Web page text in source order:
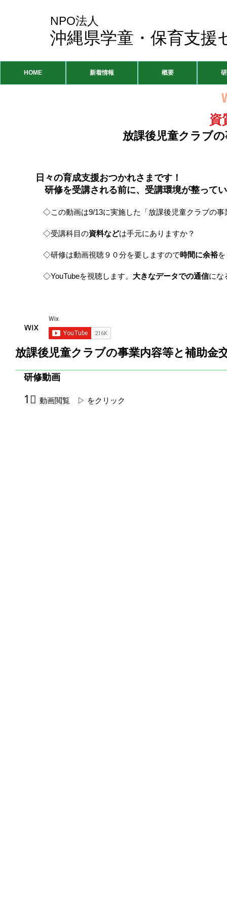
NPO法人
沖縄県学童・保育支援
HOME 新着情報 概要
資
放課後児童クラブ
日々の育成支援おつかれさまです！
研修を受講される前に、受講環境が整って
◇この動画は9/13に実施した「​放課後児童クラブの
◇受講科目の資料などは手元にありますか？
◇研修は動画視聴９０分を要しますので時間に余裕を
◇YouTubeを視聴します。 大きなデータでの通信にな
放課後児童クラブの事業内容等と補助金
研修動画
1⃣ 動画閲覧 ▷ をクリック